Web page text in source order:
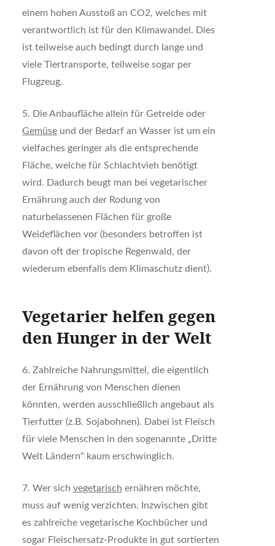
einem hohen Ausstoß an CO2, welches mit
verantwortlich ist für den Klimawandel. Dies
ist teilweise auch bedingt durch lange und
viele Tiertransporte, teilweise sogar per
Flugzeug.
5. Die Anbaufläche allein für Getreide oder
Gemüseund der Bedarf an Wasser ist um ein
vielfaches geringer als die entsprechende
Fläche, welche für Schlachtvieh benötigt
wird. Dadurch beugt man bei vegetarischer
Ernährung auch der Rodung von
naturbelassenen Flächen für große
Weideflächen vor (besonders betroffen ist
davon oft der tropische Regenwald, der
wiederum ebenfalls dem Klimaschutz dient).
Vegetarier helfen gegen
den Hunger in der Welt
6. Zahlreiche Nahrungsmittel, die eigentlich
der Ernährung von Menschen dienen
könnten, werden ausschließlich angebaut als
Tierfutter (z.B. Sojabohnen). Dabei ist Fleisch
für viele Menschen in den sogenannte „Dritte
Welt Ländern“ kaum erschwinglich.
7. Wer sich vegetarisch ernähren möchte,
muss auf wenig verzichten. Inzwischen gibt
es zahlreiche vegetarische Kochbücher und
sogar Fleischersatz-Produkte in gut sortierten